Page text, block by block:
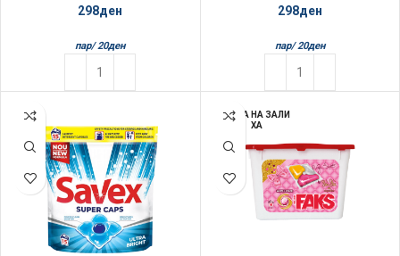
298ден
пар/ 20ден
298ден
пар/ 20ден
НЕМА НА ЗАЛИ
ХА